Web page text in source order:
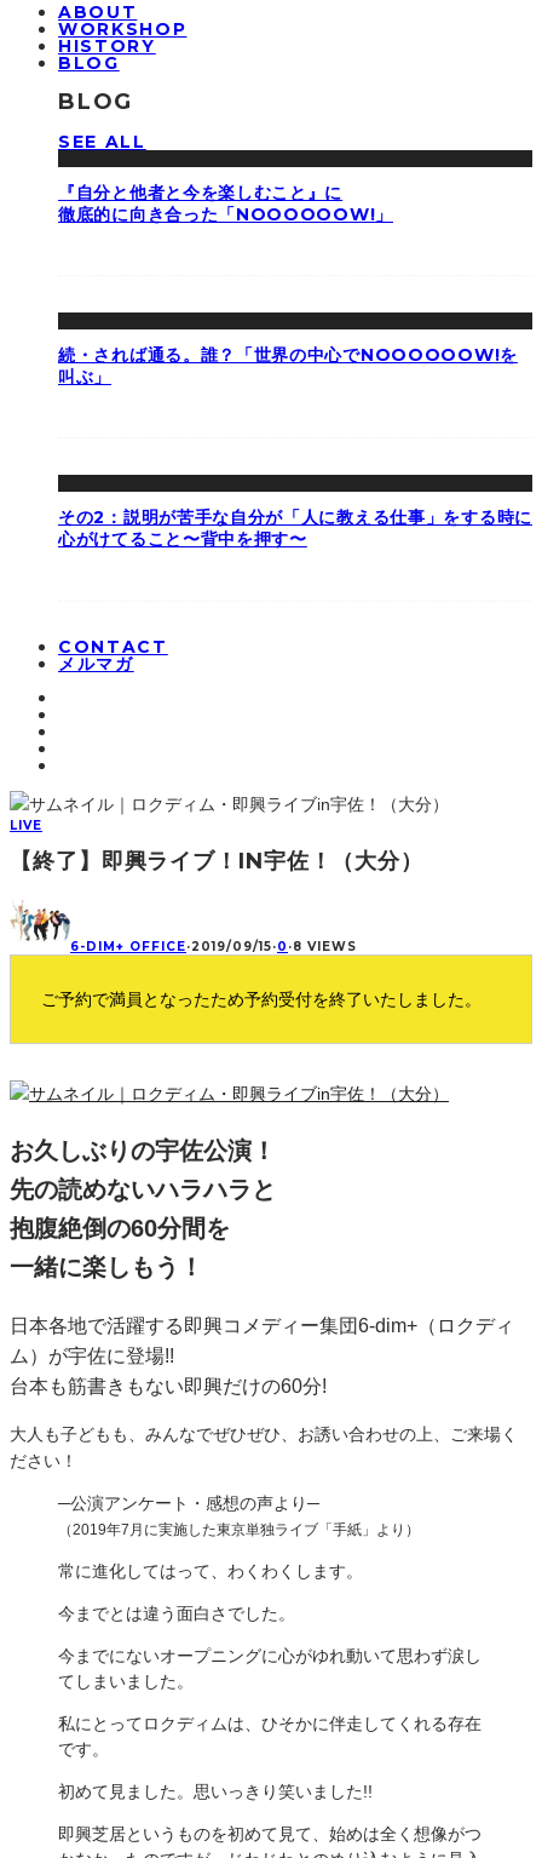
ABOUT
WORKSHOP
HISTORY
BLOG
BLOG
SEE ALL
『自分と他者と今を楽しむこと』に
徹底的に向き合った「NOOOOOOW!」
続・されば通る。誰？「世界の中心でNOOOOOOW!を
叫ぶ」
その2：説明が苦手な自分が「人に教える仕事」をする時に
心がけてること〜背中を押す〜
CONTACT
メルマガ
LIVE
【終了】即興ライブ！IN宇佐！（大分）
6-DIM+ OFFICE·2019/09/15·0 ·8 VIEWS
ご予約で満員となったため予約受付を終了いたしました。
お久しぶりの宇佐公演！
先の読めないハラハラと
抱腹絶倒の60分間を
一緒に楽しもう！
日本各地で活躍する即興コメディー集団6-dim+（ロクディ
ム）が宇佐に登場!!
台本も筋書きもない即興だけの60分!
大人も子どもも、みんなでぜひぜひ、お誘い合わせの上、ご来場く
ださい！
─公演アンケート・感想の声より─
（2019年7月に実施した東京単独ライブ「手紙」より）
常に進化してはって、わくわくします。
今までとは違う面白さでした。
今までにないオープニングに心がゆれ動いて思わず涙し
てしまいました。
私にとってロクディムは、ひそかに伴走してくれる存在
です。
初めて見ました。思いっきり笑いました!!
即興芝居というものを初めて見て、始めは全く想像がつ